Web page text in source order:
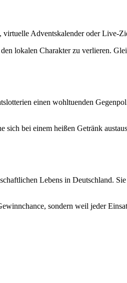
Adventskalender oder Live-
lokalen Charakter zu verlieren.
einen wohltuenden
bei einem heißen Getränk
Lebens in Deutschland.
sondern weil jeder